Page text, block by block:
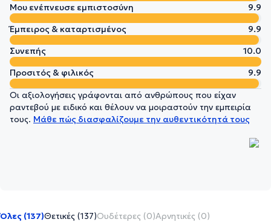
Μου ενέπνευσε εμπιστοσύνη
9.9
Έμπειρος & καταρτισμένος
9.9
Συνεπής
10.0
Προσιτός & φιλικός
9.9
Οι αξιολογήσεις γράφονται από ανθρώπους που είχαν
ραντεβού με ειδικό και θέλουν να μοιραστούν την εμπειρία
τους. Μάθε πώς διασφαλίζουμε την αυθεντικότητά τους
Όλες (137)Θετικές (137)Ουδέτερες (0)Αρνητικές (0)